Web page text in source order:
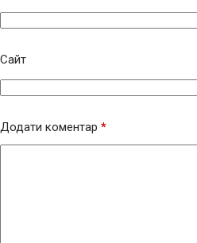
Сайт
Додати коментар *